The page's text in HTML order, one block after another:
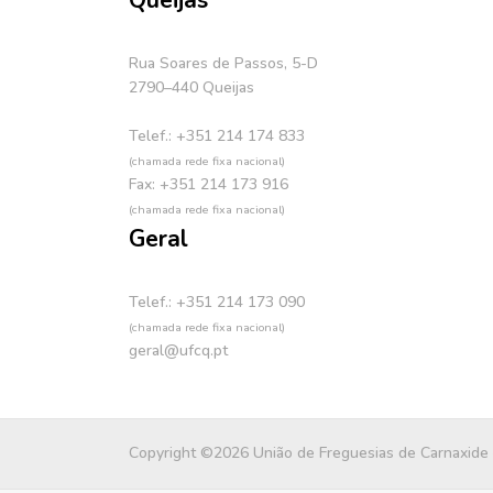
Rua Soares de Passos, 5-D
2790–440 Queijas
Telef.: +351 214 174 833
(chamada rede fixa nacional)
Fax: +351 214 173 916
(chamada rede fixa nacional)
Geral
Telef.: +351 214 173 090
(chamada rede fixa nacional)
geral@ufcq.pt
Copyright ©2026 União de Freguesias de